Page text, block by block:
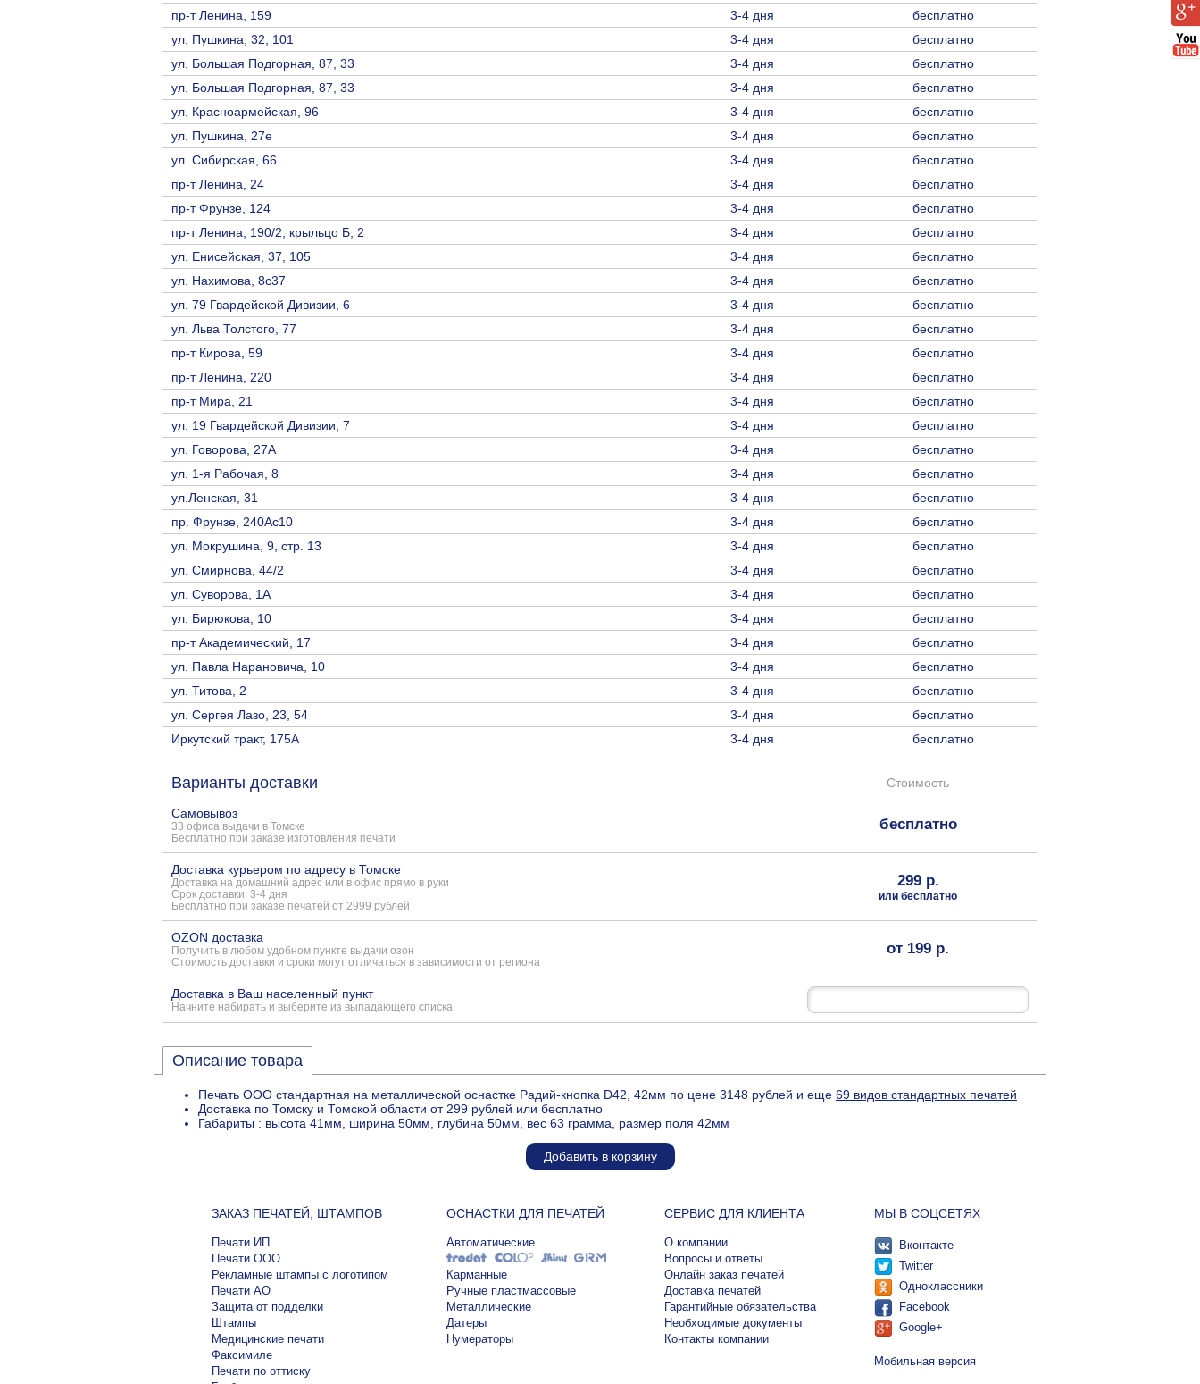
пр-т Ленина, 159
3-4 дня
бесплатно
ул. Пушкина, 32, 101
3-4 дня
бесплатно
ул. Большая Подгорная, 87, 33
3-4 дня
бесплатно
ул. Большая Подгорная, 87, 33
3-4 дня
бесплатно
ул. Красноармейская, 96
3-4 дня
бесплатно
ул. Пушкина, 27е
3-4 дня
бесплатно
ул. Сибирская, 66
3-4 дня
бесплатно
пр-т Ленина, 24
3-4 дня
бесплатно
пр-т Фрунзе, 124
3-4 дня
бесплатно
пр-т Ленина, 190/2, крыльцо Б, 2
3-4 дня
бесплатно
ул. Енисейская, 37, 105
3-4 дня
бесплатно
ул. Нахимова, 8с37
3-4 дня
бесплатно
ул. 79 Гвардейской Дивизии, 6
3-4 дня
бесплатно
ул. Льва Толстого, 77
3-4 дня
бесплатно
пр-т Кирова, 59
3-4 дня
бесплатно
пр-т Ленина, 220
3-4 дня
бесплатно
пр-т Мира, 21
3-4 дня
бесплатно
ул. 19 Гвардейской Дивизии, 7
3-4 дня
бесплатно
ул. Говорова, 27А
3-4 дня
бесплатно
ул. 1-я Рабочая, 8
3-4 дня
бесплатно
ул.Ленская, 31
3-4 дня
бесплатно
пр. Фрунзе, 240Ас10
3-4 дня
бесплатно
ул. Мокрушина, 9, стр. 13
3-4 дня
бесплатно
ул. Смирнова, 44/2
3-4 дня
бесплатно
ул. Суворова, 1А
3-4 дня
бесплатно
ул. Бирюкова, 10
3-4 дня
бесплатно
пр-т Академический, 17
3-4 дня
бесплатно
ул. Павла Нарановича, 10
3-4 дня
бесплатно
ул. Титова, 2
3-4 дня
бесплатно
ул. Сергея Лазо, 23, 54
3-4 дня
бесплатно
Иркутский тракт, 175А
3-4 дня бесплатно
Варианты доставки Стоимость
Самовывоз
33 офиса выдачи в Томске
Бесплатно при заказе изготовления печати
бесплатно
Доставка курьером по адресу в Томске
Доставка на домашний адрес или в офис прямо в руки
Срок доставки: 3-4 дня
Бесплатно при заказе печатей от 2999 рублей
299 р.
или бесплатно
OZON доставка
Получить в любом удобном пункте выдачи озон
Стоимость доставки и сроки могут отличаться в зависимости от региона
от 199 р.
Доставка в Ваш населенный пункт
Начните набирать и выберите из выпадающего списка
Описание товара
Печать ООО стандартная на металлической оснастке Радий-кнопка D42, 42мм по цене 3148 рублей и еще 69 видов стандартных печатей
Доставка по Томску и Томской области от 299 рублей или бесплатно
Габариты : высота 41мм, ширина 50мм, глубина 50мм, вес 63 грамма, размер поля 42мм
Добавить в корзину
ЗАКАЗ ПЕЧАТЕЙ, ШТАМПОВ
Печати ИП
Печати ООО
Рекламные штампы с логотипом
Печати АО
Защита от подделки
Штампы
Медицинские печати
Факсимиле
Печати по оттиску
ОСНАСТКИ ДЛЯ ПЕЧАТЕЙ
Автоматические
Карманные
Ручные пластмассовые
Металлические
Датеры
Нумераторы
СЕРВИС ДЛЯ КЛИЕНТА
О компании
Вопросы и ответы
Онлайн заказ печатей
Доставка печатей
Гарантийные обязательства
Необходимые документы
Контакты компании
МЫ В СОЦСЕТЯХ
Вконтакте
Twitter
Одноклассники
Facebook
Google+
Мобильная версия